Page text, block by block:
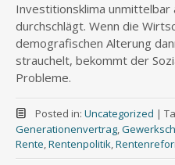
Investitionsklima
durchschlägt. Wenn die
demografischen Alterung
strauchelt, bekommt der
Probleme.
Posted in: Uncategorized |
Generationenvertrag,
Rente,Rentenpolitik,